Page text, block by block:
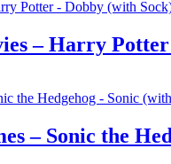
– Harry
– Sonic the